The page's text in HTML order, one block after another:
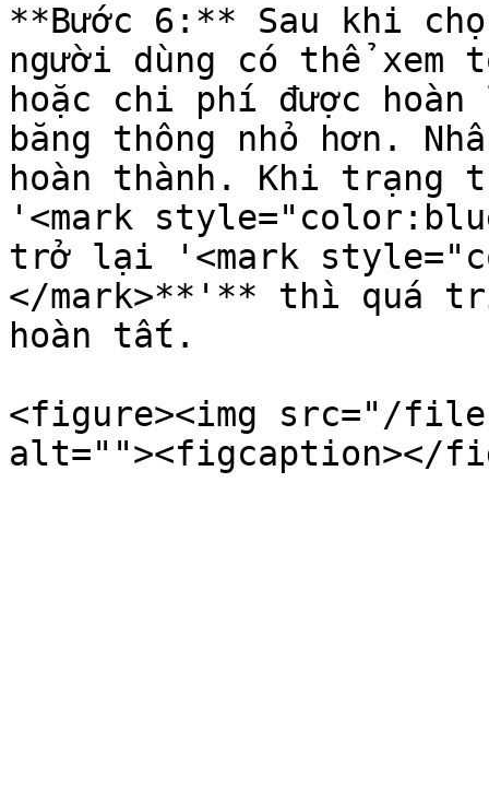
**Bước 6:** Sau khi
người dùng có thể
hoặc chi phí được
băng thông nhỏ hơn.
hoàn thành. Khi trạng
'<mark
trở lại '<mark
</mark>**'** thì quá
hoàn tất.
<figure><img src="/files/